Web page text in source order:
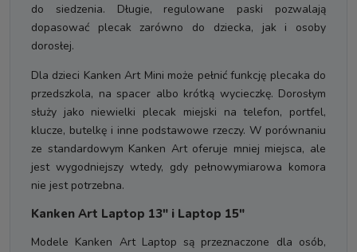
do siedzenia. Długie, regulowane paski pozwalają
dopasować plecak zarówno do dziecka, jak i osoby
dorosłej.
Dla dzieci Kanken Art Mini może pełnić funkcję plecaka do
przedszkola, na spacer albo krótką wycieczkę. Dorosłym
służy jako niewielki plecak miejski na telefon, portfel,
klucze, butelkę i inne podstawowe rzeczy. W porównaniu
ze standardowym Kanken Art oferuje mniej miejsca, ale
jest wygodniejszy wtedy, gdy pełnowymiarowa komora
nie jest potrzebna.
Kanken Art Laptop 13" i Laptop 15"
Modele Kanken Art Laptop są przeznaczone dla osób,